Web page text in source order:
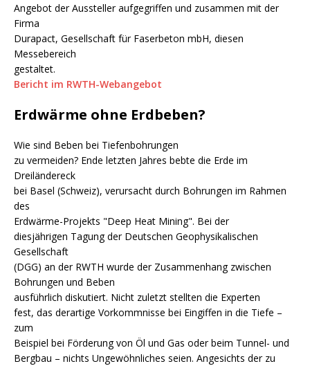
Angebot der Aussteller aufgegriffen und zusammen mit der
Firma
Durapact, Gesellschaft für Faserbeton mbH, diesen
Messebereich
gestaltet.
Bericht im RWTH-Webangebot
Erdwärme ohne Erdbeben?
Wie sind Beben bei Tiefenbohrungen
zu vermeiden? Ende letzten Jahres bebte die Erde im
Dreiländereck
bei Basel (Schweiz), verursacht durch Bohrungen im Rahmen
des
Erdwärme-Projekts "Deep Heat Mining". Bei der
diesjährigen Tagung der Deutschen Geophysikalischen
Gesellschaft
(DGG) an der RWTH wurde der Zusammenhang zwischen
Bohrungen und Beben
ausführlich diskutiert. Nicht zuletzt stellten die Experten
fest, das derartige Vorkommnisse bei Eingiffen in die Tiefe –
zum
Beispiel bei Förderung von Öl und Gas oder beim Tunnel- und
Bergbau – nichts Ungewöhnliches seien. Angesichts der zu